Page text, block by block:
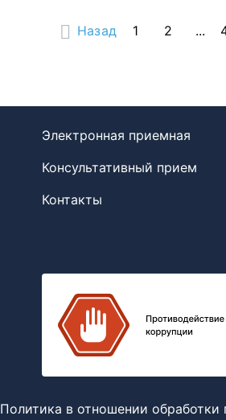
Назад 1 2 ...
Электронная приемная
Консультативный прием
Контакты
Политика в отношении обработки